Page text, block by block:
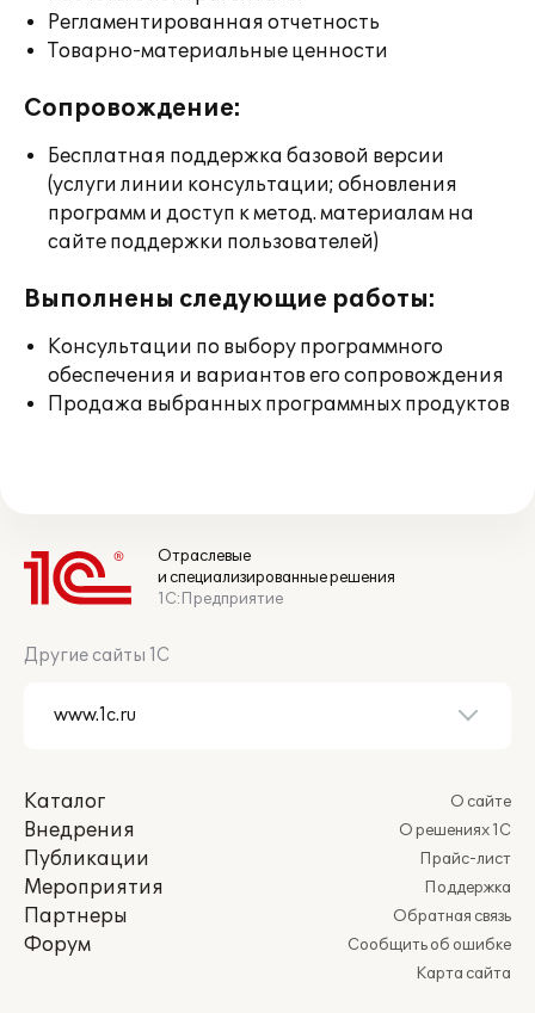
Регламентированная отчетность
Товарно-материальные ценности
Сопровождение:
Бесплатная поддержка базовой версии
(услуги линии консультации; обновления
программ и доступ к метод. материалам на
сайте поддержки пользователей)
Выполнены следующие работы:
Консультации по выбору программного
обеспечения и вариантов его сопровождения
Продажа выбранных программных продуктов
Отраслевые
и специализированные решения
1С:Предприятие
Другие сайты 1С
Каталог
Внедрения
Публикации
Мероприятия
Партнеры
Форум
О сайте
О решениях 1С
Прайс-лист
Поддержка
Обратная связь
Сообщить об ошибке
Карта сайта